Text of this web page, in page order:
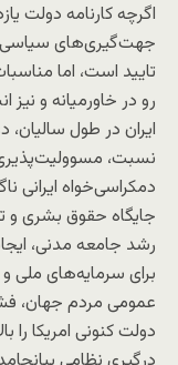
اگرچه کارنامه دولت
جهت‌گیری‌های
تایید است، اما
رو در خاورمیانه و
نسبت،
دمکراسی‌خواه ایرانی
جایگاه حقوق بشری و
رشد جامعه مدنی،
برای سرمایه‌های ملی و
عمومی مردم جهان،
دولت کنونی امریکا را